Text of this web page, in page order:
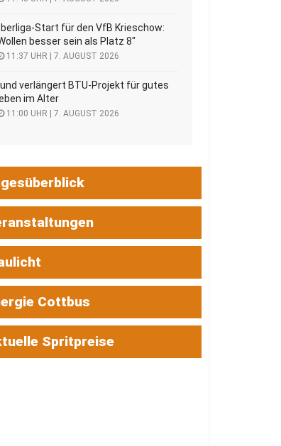
Start für den VfB Krieschow:
besser sein als Platz 8″
11:37 UHR | 7. AUGUST 2026
verlängert BTU-Projekt für gutes
im Alter
11:00 UHR | 7. AUGUST 2026
Cottbus
Spritpreise